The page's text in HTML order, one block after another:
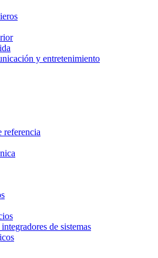
y entretenimiento
referencia
de sistemas